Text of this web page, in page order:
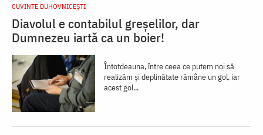
CUVINTE DUHOVNICEȘTI
Diavolul e contabilul greșelilor, dar
Dumnezeu iartă ca un boier!
Întotdeauna, între ceea ce putem noi să
realizăm și deplinătate rămâne un gol, iar
acest gol...